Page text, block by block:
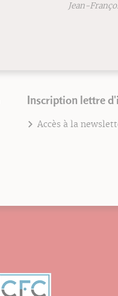
Jean-François
Inscription lettre
Accès à la